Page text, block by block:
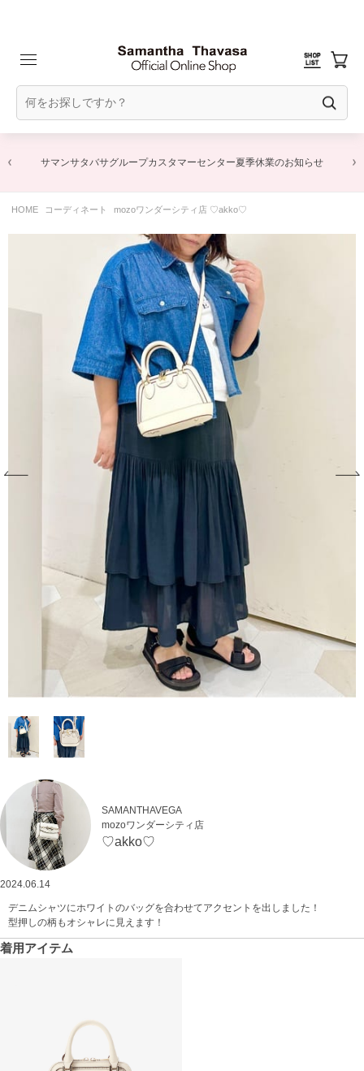
サマンサタバサグループカスタマーセンター夏季休業のお知らせ
HOME コーディネート mozoワンダーシティ店 ♡akko♡
SAMANTHAVEGA
mozoワンダーシティ店
♡akko♡
2024.06.14
デニムシャツにホワイトのバッグを合わせてアクセントを出しました！
型押しの柄もオシャレに見えます！
着用アイテム